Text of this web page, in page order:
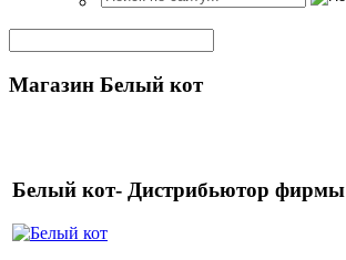
Магазин Белый кот
Белый кот- Дистрибьютор фирмы